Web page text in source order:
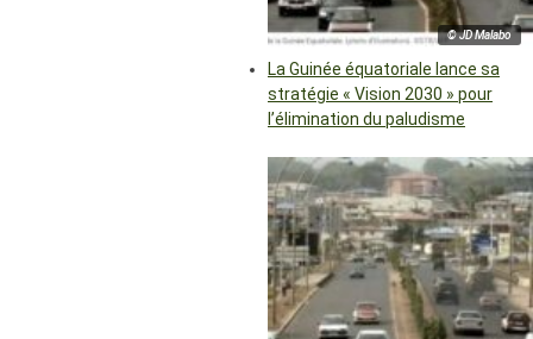
© JD Malabo
La Guinée équatoriale lance sa
stratégie « Vision 2030 » pour
l’élimination du paludisme